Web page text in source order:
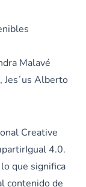
Malavé
Jes´us Alberto
Creative
4.0.
que significa
contenido de